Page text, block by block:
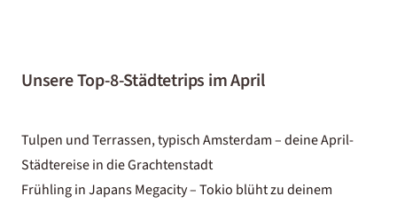
Unsere Top-8-Städtetrips im April
Tulpen und Terrassen, typisch Amsterdam – deine April-
Städtereise in die Grachtenstadt
Frühling in Japans Megacity – Tokio blüht zu deinem